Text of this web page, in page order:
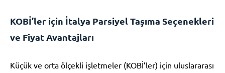
KOBİ’ler için İtalya Parsiyel Taşıma Seçenekleri
ve Fiyat Avantajları
Küçük ve orta ölçekli işletmeler (KOBİ’ler) için uluslararası